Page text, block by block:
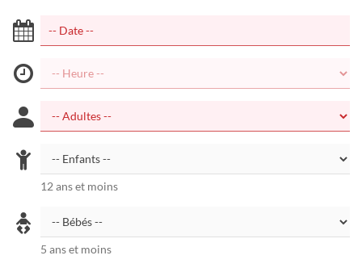
12 ans et moins
5 ans et moins